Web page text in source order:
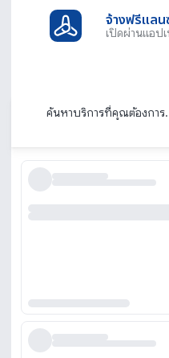
จ้างฟรีแล
เปิดผ่านแอป
เรียง